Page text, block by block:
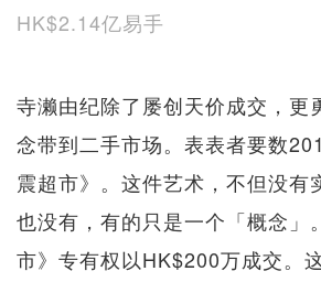
HK$2.14亿易手
寺濑由纪除了屡创天价成交，更
念带到二手市场。表表者要数
震超市》。这件艺术，不但没有
也没有，有的只是一个「概念」
市》专有权以HK$200万成交。